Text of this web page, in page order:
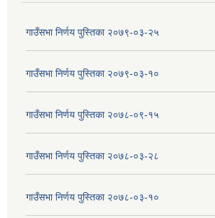
गाउँसभा निर्णय पुस्तिका २०७९-०३-२५
गाउँसभा निर्णय पुस्तिका २०७९-०३-१०
गाउँसभा निर्णय पुस्तिका २०७८-०९-१५
गाउँसभा निर्णय पुस्तिका २०७८-०३-२८
गाउँसभा निर्णय पुस्तिका २०७८-०३-१०